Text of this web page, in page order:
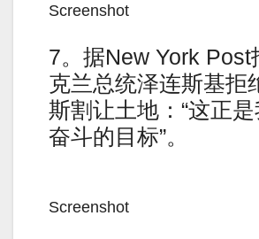
Screenshot
7。据New York Post
克兰总统泽连斯基拒
斯割让土地：“这正
奋斗的目标”。
Screenshot